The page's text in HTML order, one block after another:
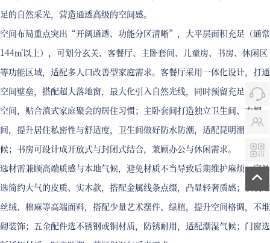
足的自然采光，营造通透高级的空间感。
空间布局重点突出“开阔通透、功能分区清晰”，大平层面积充足（通常
144㎡以上），可划分玄关、客餐厅、主卧套间、儿童房、书房、休闲区
等功能区域，适配多人口改善型家庭需求。客餐厅采用一体化设计，打通
空间壁垒，搭配超大落地窗，最大化引入自然光线，同时预留充足的社交
空间，贴合滇式家庭聚会的居住习惯；主卧套间打造独立卫生间、衣帽
间，提升居住私密性与舒适度，卫生间做好防水防潮，适配昆明潮湿气
候；书房可设计成开放式与封闭式结合，兼顾办公与休闲需求。
选材需兼顾高端质感与本地气候，避免材质不当导致后期维护麻烦。家具
选简约大气的皮质、实木款，搭配金属线条点缀，凸显轻奢质感；软装选
丝绒、棉麻等高端面料，搭配少量艺术摆件、绿植，提升空间格调，不堆
砌装饰；五金配件选不锈钢或铜材质，防锈耐用，适配潮湿气候；门窗选